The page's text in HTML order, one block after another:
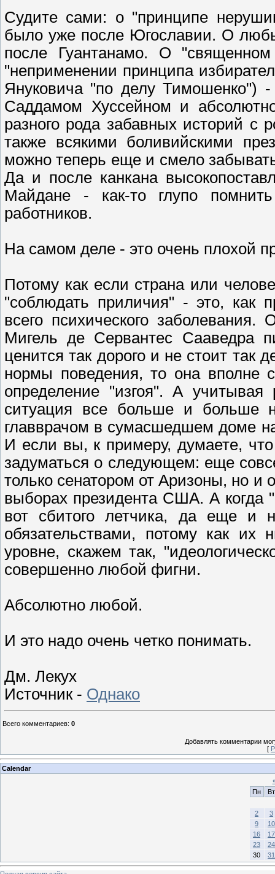
Судите сами: о "принципе
было уже после Югославии. О
после Гуантанамо. О
"неприменении принципа
Януковича "по делу Тимошенко")
Саддамом Хуссейном и
разного рода забавных историй с
также всякими боливийскими
можно теперь еще и смело
Да и после канкана
Майдане - как-то глупо
работников.
На самом деле - это очень плохой
Потому как если страна или
"соблюдать приличия" - это, как
всего психического
Мигель де Сервантес Сааведра
ценится так дорого и не стоит так
нормы поведения, то она вполне
определение "изгоя". А
ситуация все больше и больше
главврачом в сумасшедшем доме
И если вы, к примеру, думаете,
задуматься о следующем: еще
только сенатором от Аризоны, но и
выборах президента США. А когда
вот сбитого летчика, да еще и
обязательствами, потому как
уровне, скажем так,
совершенно любой фигни.
Абсолютно любой.
И это надо очень четко понимать.
Дм. Лекух
Источник - Однако
Всего комментариев: 0
Добавлять комментарии
[
Calendar
Пн
Вт
2
3
9
10
16
17
23
24
30
31